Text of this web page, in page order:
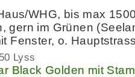
WHG, bis max
gern im Grünen
Fenster, o.
Lyss
Black Golden mit